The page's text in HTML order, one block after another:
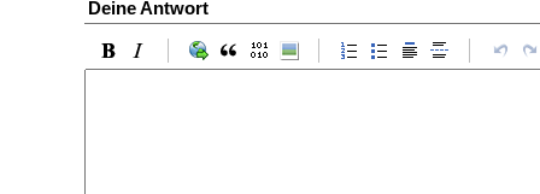
Deine Antwort